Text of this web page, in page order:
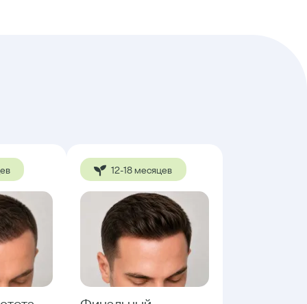
12-18 месяцев